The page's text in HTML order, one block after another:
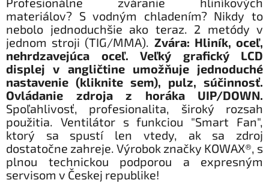
materiálov? S vodným chladením? Nikdy to
nebolo jednoduchšie ako teraz. 2 metódy v
jednom stroji (TIG/MMA). Zvára: Hliník, oceľ,
nehrdzavejúca oceľ.
Veľký grafický LCD
displej v angličtine umožňuje jednoduché
nastavenie (kliknite sem), pulz, súčinnosť.
Ovládanie zdroja z horáka UIP/DOWN.
Spoľahlivosť, profesionalita, široký rozsah
použitia. Ventilátor s funkciou "Smart Fan",
ktorý sa spustí len vtedy, ak sa zdroj
dostatočne zahreje. Výrobok značky KOWAX®, s
plnou technickou podporou a expresným
servisom v Českej republike!